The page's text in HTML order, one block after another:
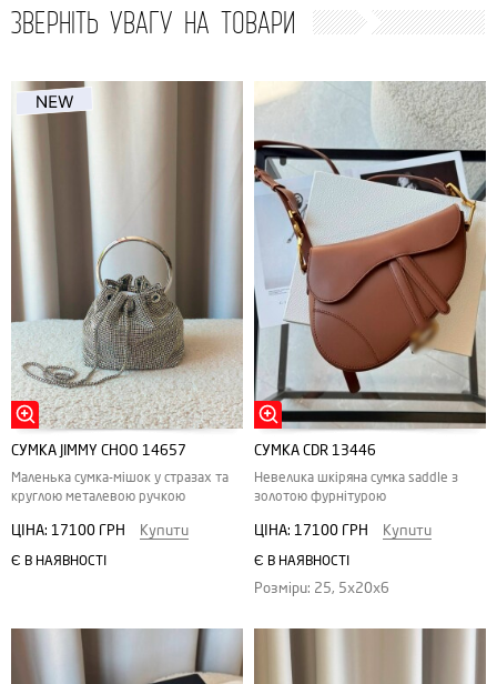
ЗВЕРНІТЬ УВАГУ НА ТОВАРИ
СУМКА JIMMY CHOO 14657
Маленька сумка-мішок у стразах та
круглою металевою ручкою
ЦІНА: 17100 ГРН Купити
Є В НАЯВНОСТІ
СУМКА CDR 13446
Невелика шкіряна сумка saddle з
золотою фурнітурою
ЦІНА: 17100 ГРН Купити
Є В НАЯВНОСТІ
Розміри: 25, 5x20x6